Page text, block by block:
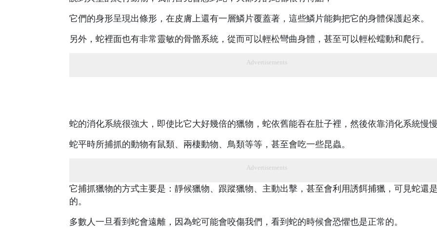
它們的身形呈現出條形，在皮膚上還有一層鱗片覆蓋著，這些鱗片能夠把它的身體保護起來。
另外，蛇裡面也有非常靈敏的骨骼系統，從而可以輕松彎曲身體，甚至可以輕松蠕動和爬行。
Advertisements
蛇的消化系統很強大，即使比它大好幾倍的獵物，蛇依舊能吞在肚子裡，然後依靠消化系統慢慢
蛇平時所捕抓的動物有鼠類、兩棲動物、鳥類等等，甚至會吃一些昆蟲。
Advertisements
它捕抓獵物的方式主要是：靜候獵物、跟蹤獵物、主動出擊，甚至會利用誘餌捕獵，可見蛇還
的。
多數人一旦看到蛇會遠離，因為蛇可能會咬傷我們，看到蛇的時候會恐懼也是正常的。